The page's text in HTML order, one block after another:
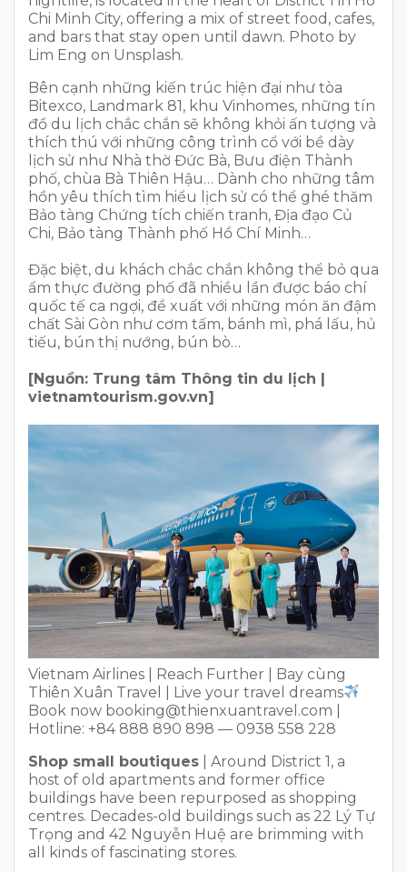
Chi Minh City, offering a mix of street food, cafes,
and bars that stay open until dawn. Photo by
Lim Eng on Unsplash.
Bên cạnh những kiến trúc hiện đại như tòa
Bitexco, Landmark 81, khu Vinhomes, những tín
đồ du lịch chắc chắn sẽ không khỏi ấn tượng và
thích thú với những công trình cổ với bề dày
lịch sử như Nhà thờ Đức Bà, Bưu điện Thành
phố, chùa Bà Thiên Hậu… Dành cho những tâm
hồn yêu thích tìm hiểu lịch sử có thể ghé thăm
Bảo tàng Chứng tích chiến tranh, Địa đạo Củ
Chi, Bảo tàng Thành phố Hồ Chí Minh…
Đặc biệt, du khách chắc chắn không thể bỏ qua
ẩm thực đường phố đã nhiều lần được báo chí
quốc tế ca ngợi, đề xuất với những món ăn đậm
chất Sài Gòn như cơm tấm, bánh mì, phá lấu, hủ
tiếu, bún thị nướng, bún bò…
[Nguồn: Trung tâm Thông tin du lịch |
vietnamtourism.gov.vn]
Vietnam Airlines | Reach Further | Bay cùng
Thiên Xuân Travel | Live your travel dreams
Book now booking@thienxuantravel.com |
Hotline: +84 888 890 898 — 0938 558 228
Shop small boutiques | Around District 1, a
host of old apartments and former office
buildings have been repurposed as shopping
centres. Decades-old buildings such as 22 Lý Tự
Trọng and 42 Nguyễn Huệ are brimming with
all kinds of fascinating stores.